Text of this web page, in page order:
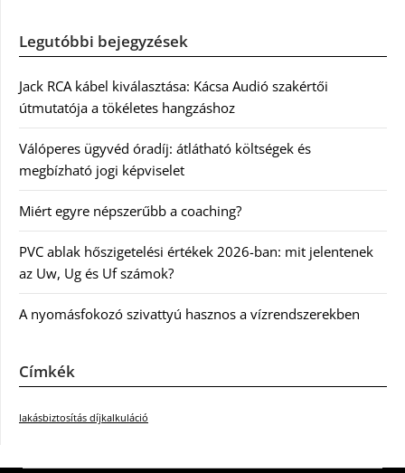
Legutóbbi bejegyzések
Jack RCA kábel kiválasztása: Kácsa Audió szakértői
útmutatója a tökéletes hangzáshoz
Válóperes ügyvéd óradíj: átlátható költségek és
megbízható jogi képviselet
Miért egyre népszerűbb a coaching?
PVC ablak hőszigetelési értékek 2026-ban: mit jelentenek
az Uw, Ug és Uf számok?
A nyomásfokozó szivattyú hasznos a vízrendszerekben
Címkék
lakásbiztosítás díjkalkuláció